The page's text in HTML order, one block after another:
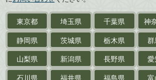
サイン色紙
作家草稿・原稿・肉筆物
探偵小説・推理小説
東京都 埼玉県 千葉県
神
静岡県
茨城県 栃木県
山梨県
新潟県 長野県
石川県
福井県 福島県